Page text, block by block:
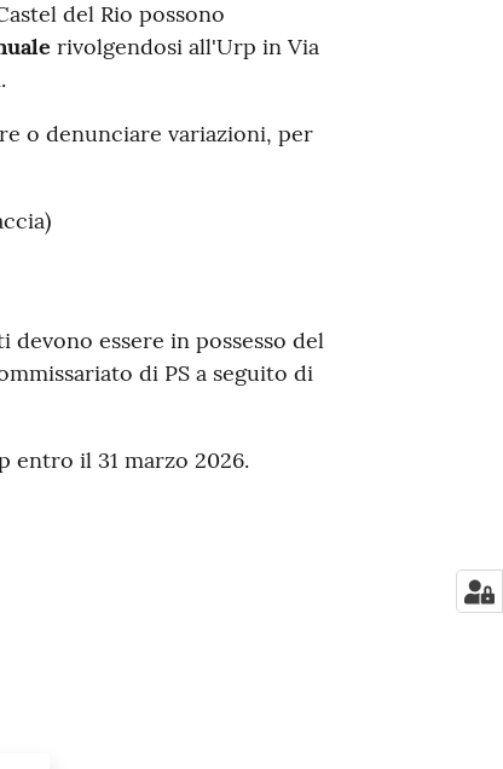
del Rio possono
rivolgendosi all'Urp in Via
o denunciare variazioni, per
essere in possesso del
di PS a seguito di
entro il 31 marzo 2026.